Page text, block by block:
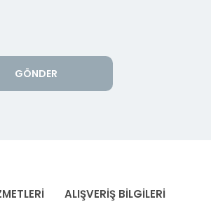
GÖNDER
ALIŞVERİŞ BİLGİLERİ